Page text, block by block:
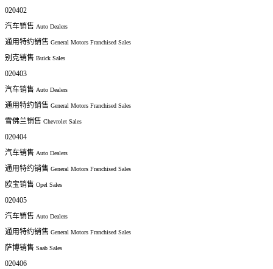
020402
汽车销售 Auto Dealers
通用特约销售 General Motors Franchised Sales
别克销售 Buick Sales
020403
汽车销售 Auto Dealers
通用特约销售 General Motors Franchised Sales
雪佛兰销售 Chevrolet Sales
020404
汽车销售 Auto Dealers
通用特约销售 General Motors Franchised Sales
欧宝销售 Opel Sales
020405
汽车销售 Auto Dealers
通用特约销售 General Motors Franchised Sales
萨博销售 Saab Sales
020406